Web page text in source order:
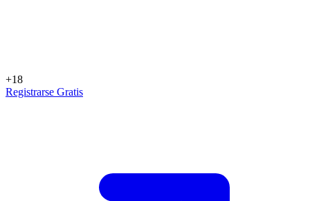
+18
Registrarse Gratis